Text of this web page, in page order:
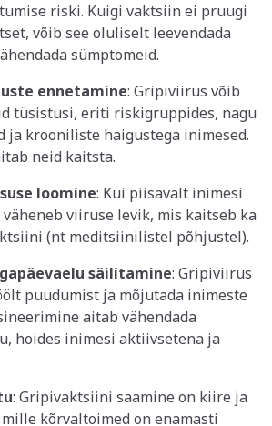
riski. Kuigi vaktsiin ei pruugi
võib see oluliselt leevendada
sümptomeid.
ennetamine: Gripiviirus võib
tüsistusi, eriti riskigruppides, nagu
ja krooniliste haigustega inimesed.
neid kaitsta.
loomine: Kui piisavalt inimesi
viiruse levik, mis kaitseb ka
(nt meditsiinilistel põhjustel).
säilitamine: Gripiviirus
puudumist ja mõjutada inimeste
aitab vähendada
hoides inimesi aktiivsetena ja
: Gripivaktsiini saamine on kiire ja
kõrvaltoimed on enamasti